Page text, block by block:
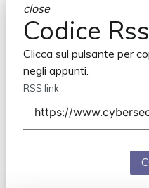
close
Codice Rss
Clicca sul pulsante per
negli appunti.
RSS link